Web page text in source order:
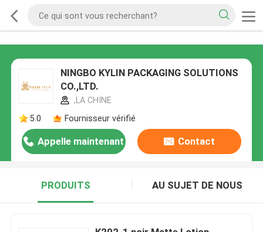
NINGBO KYLIN PACKAGING SOLUTIONS
CO.,LTD.
,LA CHINE
5.0
Fournisseur vérifié
Appelle maintenant Contact
PRODUITS AU SUJET DE NOUS